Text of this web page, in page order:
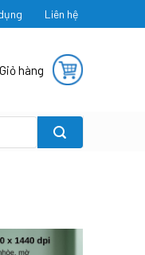
Liên hệ
Giỏ hàng